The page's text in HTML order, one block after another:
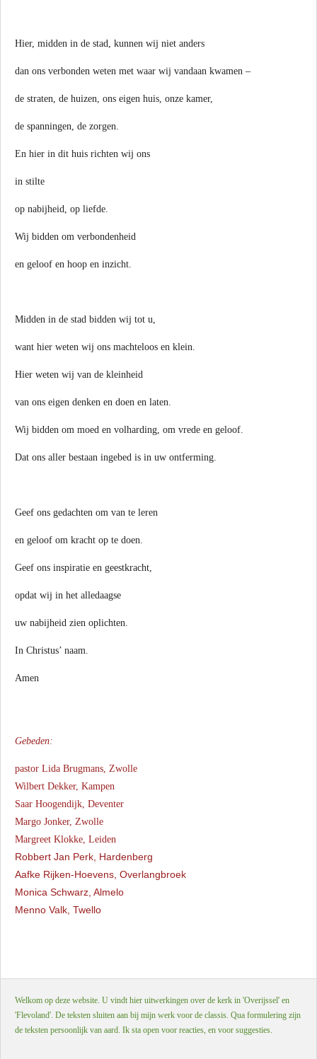
Hier, midden in de stad, kunnen wij niet anders
dan ons verbonden weten met waar wij vandaan kwamen –
de straten, de huizen, ons eigen huis, onze kamer,
de spanningen, de zorgen.
En hier in dit huis richten wij ons
in stilte
op nabijheid, op liefde.
Wij bidden om verbondenheid
en geloof en hoop en inzicht.
Midden in de stad bidden wij tot u,
want hier weten wij ons machteloos en klein.
Hier weten wij van de kleinheid
van ons eigen denken en doen en laten.
Wij bidden om moed en volharding, om vrede en geloof.
Dat ons aller bestaan ingebed is in uw ontferming.
Geef ons gedachten om van te leren
en geloof om kracht op te doen.
Geef ons inspiratie en geestkracht,
opdat wij in het alledaagse
uw nabijheid zien oplichten.
In Christus’ naam.
Amen
Gebeden:
pastor Lida Brugmans, Zwolle
Wilbert Dekker, Kampen
Saar Hoogendijk, Deventer
Margo Jonker, Zwolle
Margreet Klokke, Leiden
Robbert Jan Perk, Hardenberg
Aafke Rijken-Hoevens, Overlangbroek
Monica Schwarz, Almelo
Menno Valk, Twello
Welkom op deze website. U vindt hier uitwerkingen over de kerk in 'Overijssel' en
'Flevoland'. De teksten sluiten aan bij mijn werk voor de classis. Qua formulering zijn
de teksten persoonlijk van aard. Ik sta open voor reacties, en voor suggesties.